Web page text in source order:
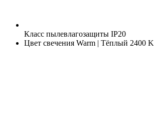
Класс пылевлагозащиты IP20
Цвет свечения Warm | Тёплый 2400 K